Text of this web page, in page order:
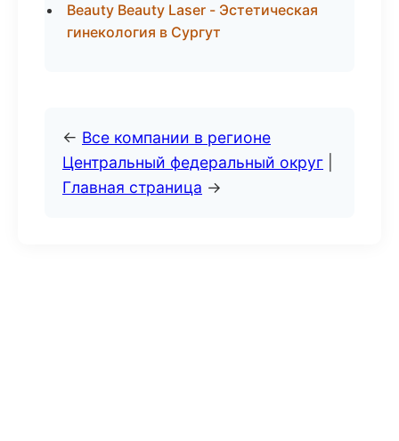
Beauty Beauty Laser - Эстетическая
гинекология в Сургут
← Все компании в регионе
Центральный федеральный округ
Главная страница →